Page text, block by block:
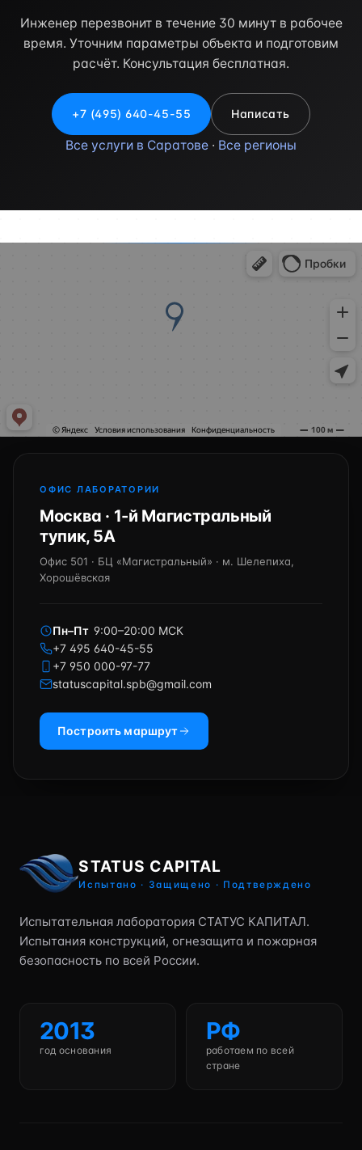
Инженер перезвонит в течение 30 минут в рабочее
время. Уточним параметры объекта и подготовим
расчёт. Консультация бесплатная.
+7 (495) 640-45-55 Написать
Все услуги в Саратове · Все регионы
ОФИС ЛАБОРАТОРИИ
Москва · 1-й Магистральный
тупик, 5А
Офис 501 · БЦ «Магистральный» · м. Шелепиха,
Хорошёвская
Пн–Пт 9:00–20:00 МСК
+7 495 640-45-55
+7 950 000-97-77
statuscapital.spb@gmail.com
Построить маршрут
STATUS CAPITAL
Испытано · Защищено · Подтверждено
Испытательная лаборатория СТАТУС КАПИТАЛ.
Испытания конструкций, огнезащита и пожарная
безопасность по всей России.
2013
год основания
РФ
работаем по всей
стране